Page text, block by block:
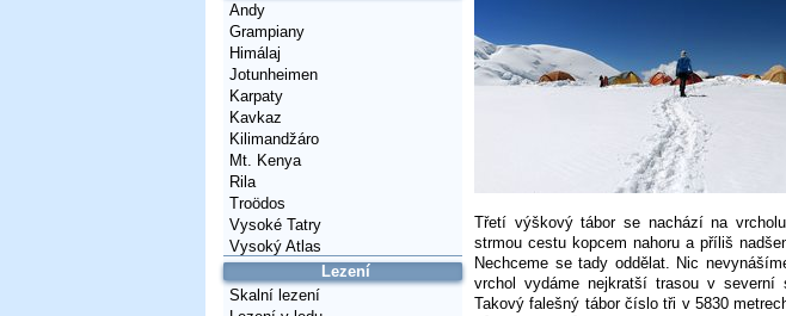
Andy
Grampiany
Himálaj
Jotunheimen
Karpaty
Kavkaz
Kilimandžáro
Mt. Kenya
Rila
Troödos
Vysoké Tatry
Vysoký Atlas
Lezení
Skalní lezení
Třetí výškový tábor se nachází na
strmou cestu kopcem nahoru a příliš
Nechceme se tady oddělat. Nic
vrchol vydáme nejkratší trasou v
Takový falešný tábor číslo tři v 5830